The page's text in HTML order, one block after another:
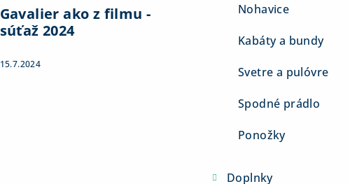
Gavalier ako z filmu -
súťaž 2024
15.7.2024
Nohavice
Kabáty a bundy
Svetre a pulóvre
Spodné prádlo
Ponožky
Doplnky